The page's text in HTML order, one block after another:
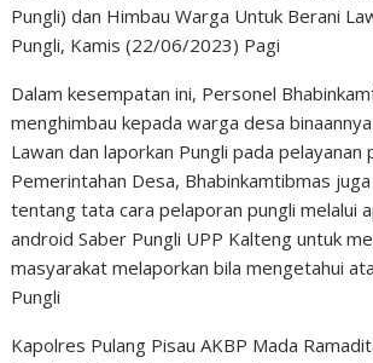
Pungli) dan Himbau Warga Untuk Berani
Pungli, Kamis (22/06/2023) Pagi
Dalam kesempatan ini, Personel
menghimbau kepada warga desa
Lawan dan laporkan Pungli pada pelayanan
Pemerintahan Desa, Bhabinkamtibmas
tentang tata cara pelaporan pungli melalui
android Saber Pungli UPP Kalteng untuk
masyarakat melaporkan bila mengetahui
Pungli
Kapolres Pulang Pisau AKBP Mada